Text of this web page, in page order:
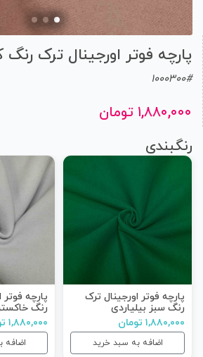
پارچه فوتر اورجینال ترک رنگ
1000300#
۱,۸۸۰,۰۰۰ تومان
رنگبندی
پارچه فوتر اورجینال ترک
رنگ سبز بیلیاردی
۱,۸۸۰,۰۰۰ تومان
اضافه به سبد خرید
پارچه فوتر
رنگ
۱,۸۸۰,۰۰۰ تومان
اضافه